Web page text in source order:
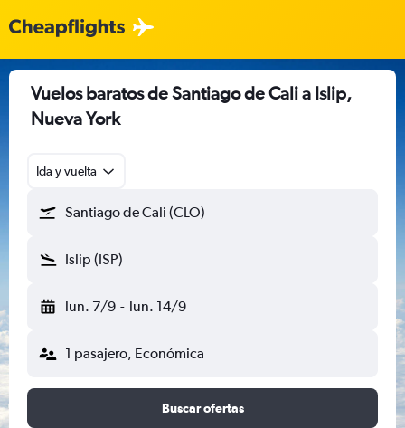
Vuelos baratos de Santiago de Cali a Islip,
Nueva York
Ida y vuelta
Santiago de Cali (CLO)
Islip (ISP)
lun. 7/9 - lun. 14/9
1 pasajero, Económica
Buscar ofertas